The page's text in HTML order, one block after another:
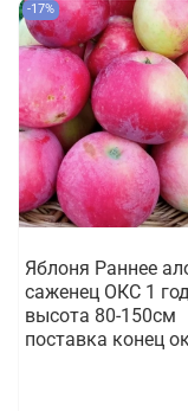
-17%
Яблоня Раннее
саженец ОКС 1 год
высота 80-150см
поставка конец